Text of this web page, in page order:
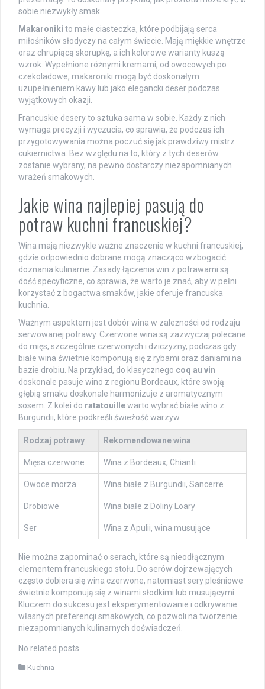
sobie niezwykły smak.
Makaroniki to małe ciasteczka, które podbijają serca
miłośników słodyczy na całym świecie. Mają miękkie wnętrze
oraz chrupiącą skorupkę, a ich kolorowe warianty kuszą
wzrok. Wypełnione różnymi kremami, od owocowych po
czekoladowe, makaroniki mogą być doskonałym
uzupełnieniem kawy lub jako elegancki deser podczas
wyjątkowych okazji.
Francuskie desery to sztuka sama w sobie. Każdy z nich
wymaga precyzji i wyczucia, co sprawia, że podczas ich
przygotowywania można poczuć się jak prawdziwy mistrz
cukiernictwa. Bez względu na to, który z tych deserów
zostanie wybrany, na pewno dostarczy niezapomnianych
wrażeń smakowych.
Jakie wina najlepiej pasują do
potraw kuchni francuskiej?
Wina mają niezwykle ważne znaczenie w kuchni francuskiej,
gdzie odpowiednio dobrane mogą znacząco wzbogacić
doznania kulinarne. Zasady łączenia win z potrawami są
dość specyficzne, co sprawia, że warto je znać, aby w pełni
korzystać z bogactwa smaków, jakie oferuje francuska
kuchnia.
Ważnym aspektem jest dobór wina w zależności od rodzaju
serwowanej potrawy. Czerwone wina są zazwyczaj polecane
do mięs, szczególnie czerwonych i dziczyzny, podczas gdy
białe wina świetnie komponują się z rybami oraz daniami na
bazie drobiu. Na przykład, do klasycznego coq au vin
doskonale pasuje wino z regionu Bordeaux, które swoją
głębią smaku doskonale harmonizuje z aromatycznym
sosem. Z kolei do ratatouillewarto wybrać białe wino z
Burgundii, które podkreśli świeżość warzyw.
Rodzaj potrawy Rekomendowane wina
Mięsa czerwone Wina z Bordeaux, Chianti
Owoce morza Wina białe z Burgundii, Sancerre
Drobiowe Wina białe z Doliny Loary
Ser Wina z Apulii, wina musujące
Nie można zapominać o serach, które są nieodłącznym
elementem francuskiego stołu. Do serów dojrzewających
często dobiera się wina czerwone, natomiast sery pleśniowe
świetnie komponują się z winami słodkimi lub musującymi.
Kluczem do sukcesu jest eksperymentowanie i odkrywanie
własnych preferencji smakowych, co pozwoli na tworzenie
niezapomnianych kulinarnych doświadczeń.
No related posts.
Kuchnia